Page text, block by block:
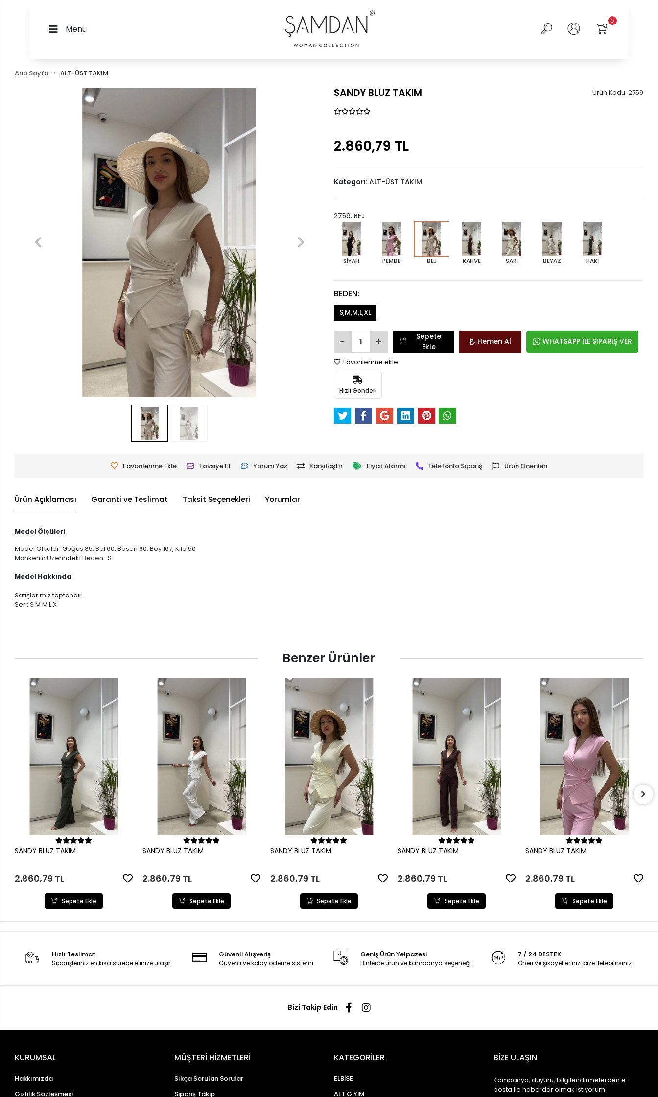
Menü
0
Ana Sayfa ALT-ÜST TAKIM
SANDY BLUZ TAKIM Ürün Kodu: 2759
2.860,79 TL
Kategori: ALT-ÜST TAKIM
2759: BEJ
SİYAH PEMBE BEJ KAHVE SARI BEYAZ HAKİ
BEDEN:
S,M,M,L,XL
Sepete
Ekle
Hemen Al WHATSAPP İLE SİPARİŞ VER
Favorilerime ekle
Hızlı Gönderi
Favorilerime Ekle Tavsiye Et Yorum Yaz Karşılaştır Fiyat Alarmı Telefonla Sipariş Ürün Önerileri
Ürün Açıklaması Garanti ve Teslimat Taksit Seçenekleri Yorumlar
Model Ölçüleri
Model Ölçüler: Göğüs 85, Bel 60, Basen 90, Boy 167, Kilo 50
Mankenin Üzerindeki Beden : S
Model Hakkında
Satışlarımız toptandır.
Seri: S M M L X
Benzer Ürünler
Sepete Ekle
SANDY BLUZ TAKIM
2.860,79 TL
Sepete Ekle
Sepete Ekle
SANDY BLUZ TAKIM
2.860,79 TL
Sepete Ekle
Sepete Ekle
SANDY BLUZ TAKIM
2.860,79 TL
Sepete Ekle
Sepete Ekle
SANDY BLUZ TAKIM
2.860,79 TL
Sepete Ekle
Sepete Ekle
SANDY BLUZ TAKIM
2.860,79 TL
Sepete Ekle
Hızlı Teslimat
Siparişleriniz en kısa sürede elinize ulaşır.
Güvenli Alışveriş
Güvenli ve kolay ödeme sistemi
Geniş Ürün Yelpazesi
Binlerce ürün ve kampanya seçeneği
7 / 24 DESTEK
Öneri ve şikayetlerinizi bize iletebilirsiniz.
Bizi Takip Edin
KURUMSAL
Hakkımızda
Gizlilik Sözleşmesi
MÜŞTERİ HİZMETLERİ
Sıkça Sorulan Sorular
Sipariş Takip
KATEGORİLER
ELBİSE
ALT GİYİM
BİZE ULAŞIN
Kampanya, duyuru, bilgilendirmelerden e-
posta ile haberdar olmak istiyorum.